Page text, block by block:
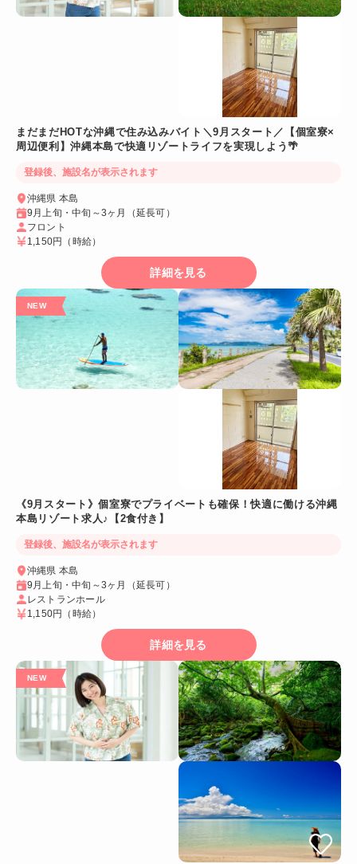
まだまだHOTな沖縄で住み込みバイト＼9月スタート／【個室寮×
周辺便利】沖縄本島で快適リゾートライフを実現しよう🌴
登録後、施設名が表示されます
沖縄県 本島
9月上旬・中旬～3ヶ月（延長可）
フロント
1,150円
（時給）
詳細を見る
《9月スタート》個室寮でプライベートも確保！快適に働ける沖縄
本島リゾート求人♪【2食付き】
登録後、施設名が表示されます
沖縄県 本島
9月上旬・中旬～3ヶ月（延長可）
レストランホール
1,150円
（時給）
詳細を見る